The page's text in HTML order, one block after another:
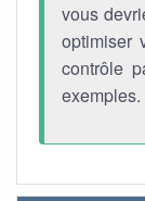
vous
optimiser
contrôle
exemples.